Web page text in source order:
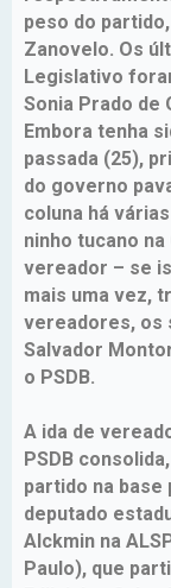
peso do
Zanovelo. Os
Legislativo
Sonia Prado de
Embora tenha
passada (25),
do governo
coluna há
ninho tucano
vereador – se
mais uma vez,
vereadores, os
Salvador
o PSDB.
A ida de
PSDB
partido na
deputado
Alckmin na
Paulo), que